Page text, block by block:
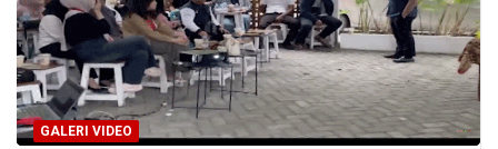
GALERI VIDEO